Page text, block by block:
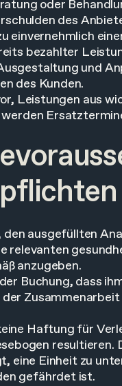
oder
des
einvernehmlich
bezahlter
und
des Kunden.
Leistungen aus
ausgefüllten
relevanten
anzugeben.
Buchung, dass
Haftung für
eine Einheit zu
gefährdet ist.